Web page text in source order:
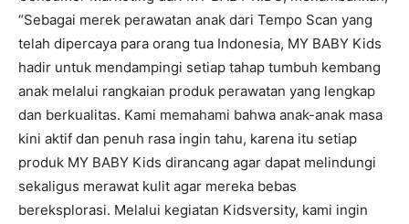
“Sebagai merek perawatan anak dari Tempo Scan yang
telah dipercaya para orang tua Indonesia, MY BABY Kids
hadir untuk mendampingi setiap tahap tumbuh kembang
anak melalui rangkaian produk perawatan yang lengkap
dan berkualitas. Kami memahami bahwa anak-anak masa
kini aktif dan penuh rasa ingin tahu, karena itu setiap
produk MY BABY Kids dirancang agar dapat melindungi
sekaligus merawat kulit agar mereka bebas
bereksplorasi. Melalui kegiatan Kidsversity, kami ingin